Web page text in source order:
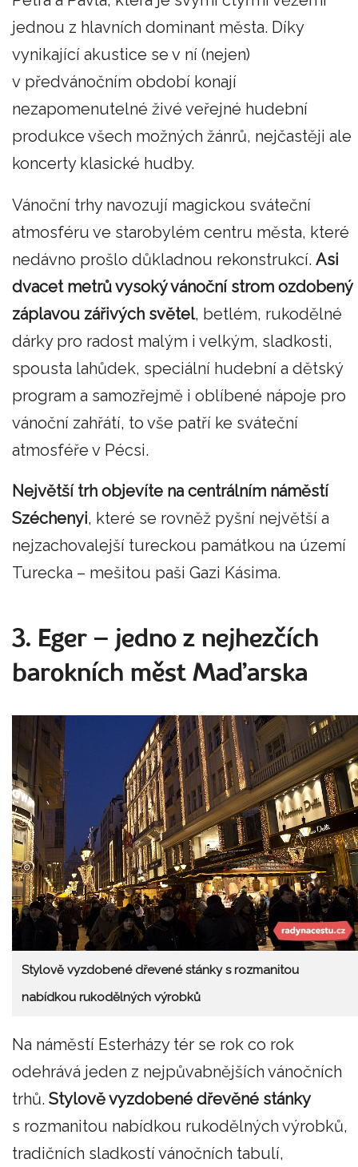
jednou z hlavních dominant města. Díky
vynikající akustice se v ní (nejen)
v předvánočním období konají
nezapomenutelné živé veřejné hudební
produkce všech možných žánrů, nejčastěji ale
koncerty klasické hudby.
Vánoční trhy navozují magickou sváteční
atmosféru ve starobylém centru města, které
nedávno prošlo důkladnou rekonstrukcí. Asi
dvacet metrů vysoký vánoční strom ozdobený
záplavou zářivých světel, betlém, rukodělné
dárky pro radost malým i velkým, sladkosti,
spousta lahůdek, speciální hudební a dětský
program a samozřejmě i oblíbené nápoje pro
vánoční zahřátí, to vše patří ke sváteční
atmosféře v Pécsi.
Největší trh objevíte na centrálním náměstí
Széchenyi, které se rovněž pyšní největší a
nejzachovalejší tureckou památkou na území
Turecka – mešitou paši Gazi Kásima.
3. Eger – jedno z nejhezčích
barokních měst Maďarska
Stylově vyzdobené dřevené stánky s rozmanitou
nabídkou rukodělných výrobků
Na náměstí Esterházy tér se rok co rok
odehrává jeden z nejpůvabnějších vánočních
trhů. Stylově vyzdobené dřevěné stánky
s rozmanitou nabídkou rukodělných výrobků,
tradičních sladkostí vánočních tabulí,